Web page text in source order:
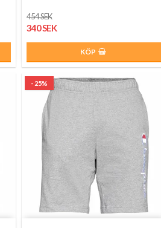
454 SEK
340 SEK
KÖP
- 25%